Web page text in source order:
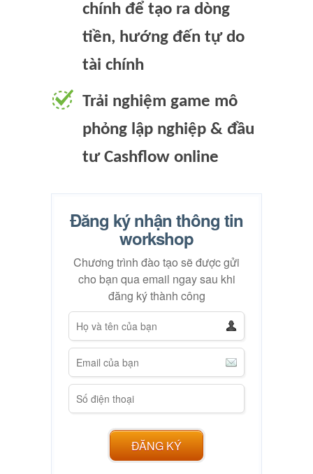
chính để tạo ra dòng
tiền, hướng đến tự do
tài chính
Trải nghiệm game mô
phỏng lập nghiệp & đầu
tư Cashflow online
Đăng ký nhận thông tin
workshop
Chương trình đào tạo sẽ được gửi
cho bạn qua email ngay sau khi
đăng ký thành công
ĐĂNG KÝ